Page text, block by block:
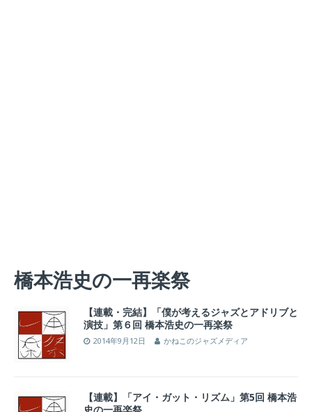
橋本浩史の一再楽祭
【連載・完結】「僕が考えるジャズとアドリブと
演技」第６回 橋本浩史の一再楽祭
2014年9月12日 かねこのジャズメディア
【連載】「アイ・ガット・リズム」第5回 橋本浩